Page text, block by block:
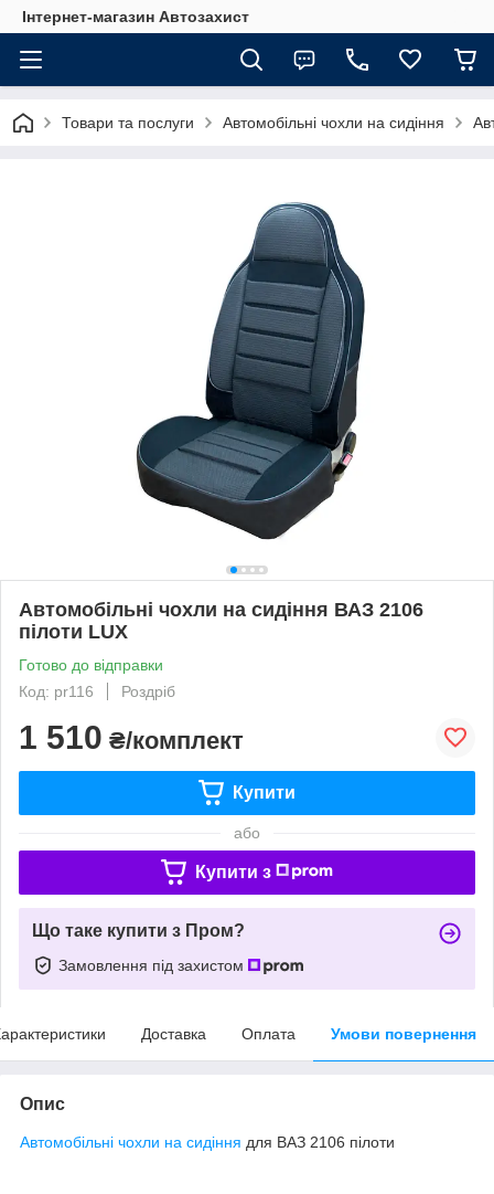
Інтернет-магазин Автозахист
Товари та послуги Автомобільні чохли на сидіння
Автомобільні чохли на сидіння ВАЗ 2106
пілоти LUX
Готово до відправки
Код: pr116
Роздріб
1 510 ₴/комплект
Купити
або
Купити з
Що таке купити з Пром?
Замовлення під захистом
Доставка Оплата Умови повернення
Опис
Автомобільні чохли на сидіння для ВАЗ 2106 пілоти